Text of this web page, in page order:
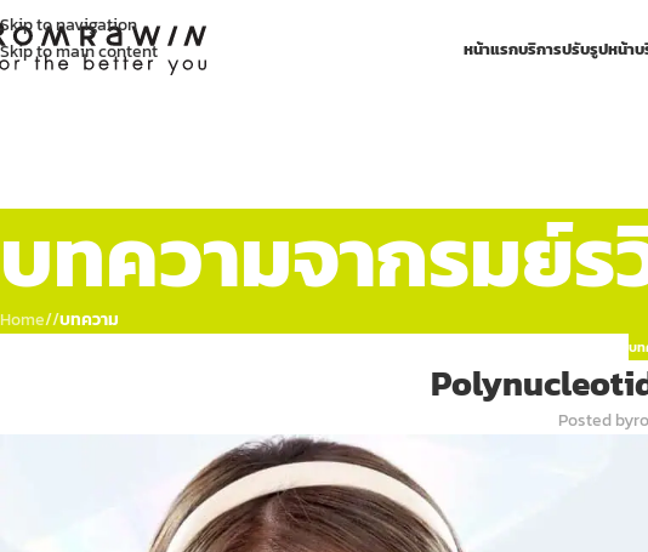
Skip to navigation
Skip to main content
หน้าแรกบริการปรับรูปหน้าบ
บทความจากรมย์
Home/ บทความ
บท
Posted by